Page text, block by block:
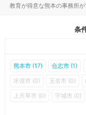
教育が得意な熊本の事務所が
条
熊本市 (17) 合志市 (1)
水俣市 (0) 玉名市 (0)
上天草市 (0) 宇城市 (0)